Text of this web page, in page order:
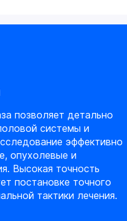
позволяет детально
системы и
эффективно
опухолевые и
Высокая точность
постановке точного
тактики лечения.